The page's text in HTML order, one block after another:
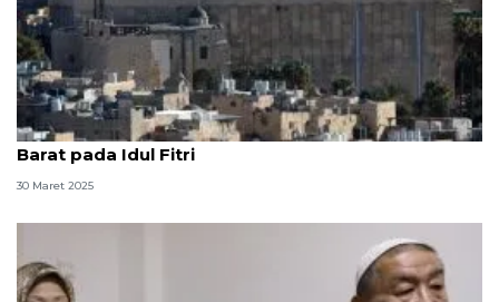
Israel tutup semua akses masjid Ibrahimi, Tepi
Barat pada Idul Fitri
30 Maret 2025